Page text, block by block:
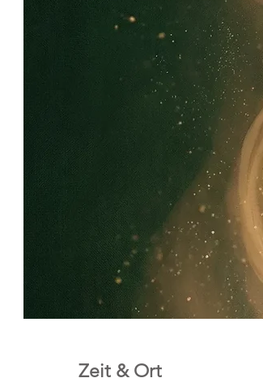
Zeit & Ort